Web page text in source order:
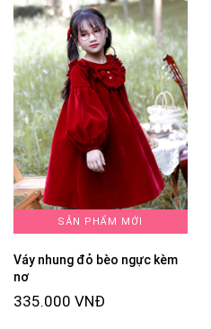
SẢN PHẨM MỚI
Váy nhung đỏ bèo ngực kèm
nơ
335.000 VNĐ